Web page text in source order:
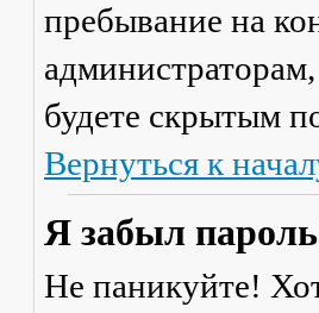
пребывание на
будете скрытым
Вернуться к
Я забыл
Не паникуйте!